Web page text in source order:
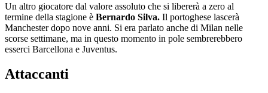
Un altro giocatore dal valore assoluto che si libererà a zero al
termine della stagione è Bernardo Silva. Il portoghese lascerà
Manchester dopo nove anni. Si era parlato anche di Milan nelle
scorse settimane, ma in questo momento in pole sembrerebbero
esserci Barcellona e Juventus.
Attaccanti